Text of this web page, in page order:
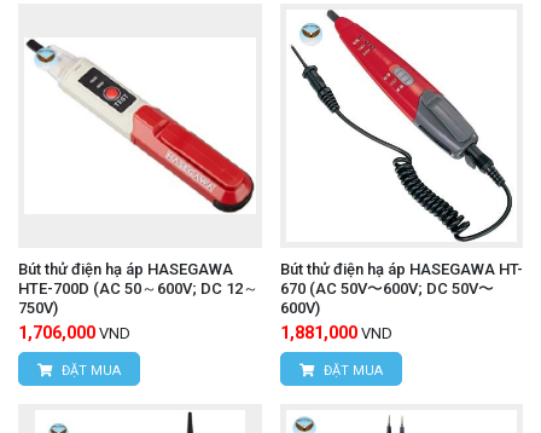
Bút thử điện hạ áp HASEGAWA
HTE-700D (AC 50～600V; DC 12～
750V)
1,706,000 VND
ĐẶT MUA
Bút thử điện hạ áp HASEGAWA HT-
670 (AC 50V〜600V; DC 50V〜
600V)
1,881,000 VND
ĐẶT MUA